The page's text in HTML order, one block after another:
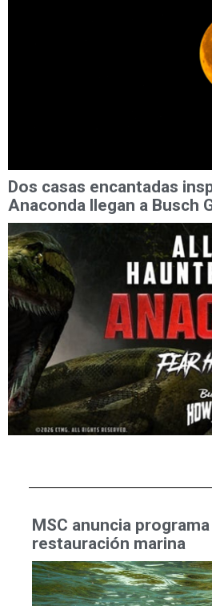
Dos casas encantadas
Anaconda llegan a Busch
MSC anuncia
restauración marina